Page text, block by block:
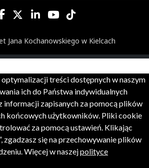
Jana Kochanowskiego w Kielcach
optymalizacji treści dostępnych w naszym
ich do Państwa indywidualnych
zapisanych za pomocą plików
końcowych użytkowników. Pliki cookie
za pomocą ustawień. Klikając
zgadzasz się na przechowywanie plików
Więcej w naszejpolityce